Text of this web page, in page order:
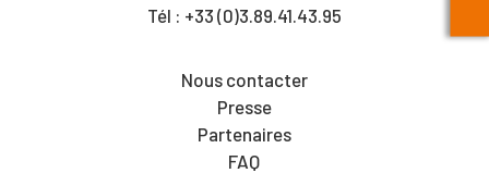
Tél : +33 (0)3.89.41.43.95
Nous contacter
Presse
Partenaires
FAQ